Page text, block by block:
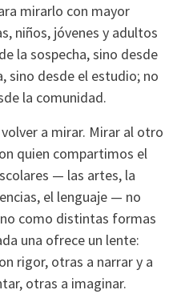
mirarlo con mayor
niños, jóvenes y adultos
la sospecha, sino desde
sino desde el estudio; no
la comunidad.
a mirar. Mirar al otro
quien compartimos el
— las artes, la
el lenguaje — no
como distintas formas
una ofrece un lente:
rigor, otras a narrar y a
otras a imaginar.